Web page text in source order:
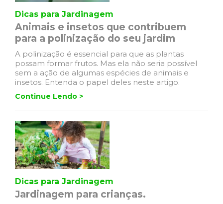
Dicas para Jardinagem
Animais e insetos que contribuem
para a polinização do seu jardim
A polinização é essencial para que as plantas
possam formar frutos. Mas ela não seria possível
sem a ação de algumas espécies de animais e
insetos. Entenda o papel deles neste artigo.
Continue Lendo >
Dicas para Jardinagem
Jardinagem para crianças.